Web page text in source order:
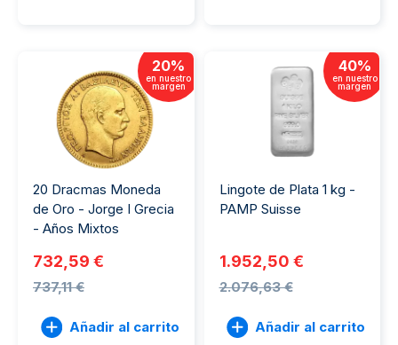
20%
en nuestro
margen
20 Dracmas Moneda
de Oro - Jorge I Grecia
- Años Mixtos
732,59 €
737,11 €
Añadir al carrito
40%
en nuestro
margen
Lingote de Plata 1 kg -
PAMP Suisse
1.952,50 €
2.076,63 €
Añadir al carrito